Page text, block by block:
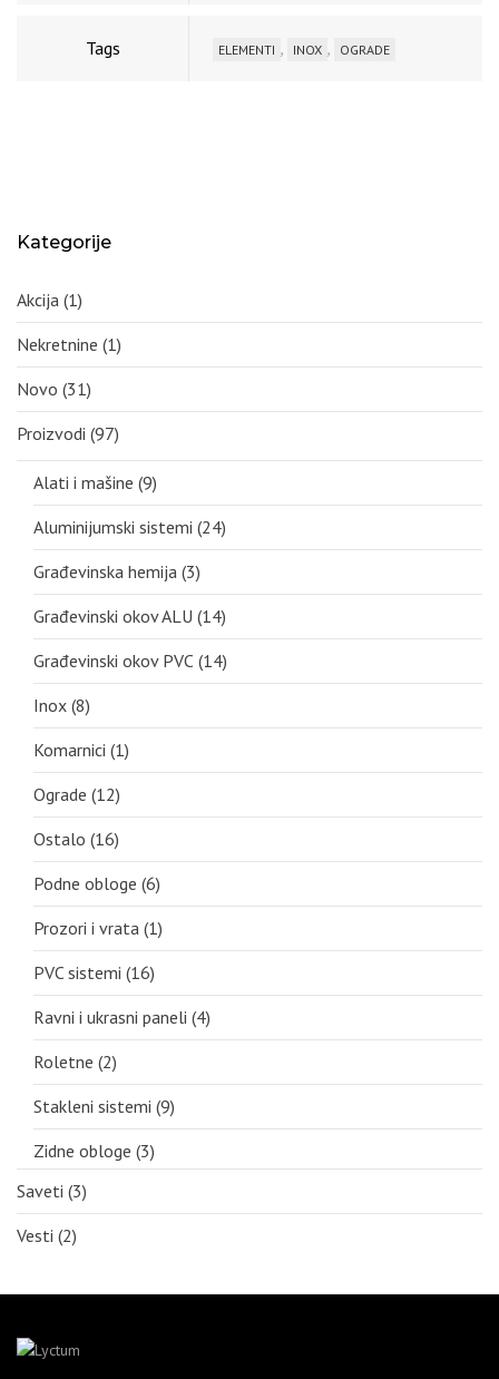
Tags ELEMENTI , INOX , OGRADE
Kategorije
Akcija (1)
Nekretnine (1)
Novo (31)
Proizvodi (97)
Alati i mašine (9)
Aluminijumski sistemi (24)
Građevinska hemija (3)
Građevinski okov ALU (14)
Građevinski okov PVC (14)
Inox (8)
Komarnici (1)
Ograde (12)
Ostalo (16)
Podne obloge (6)
Prozori i vrata (1)
PVC sistemi (16)
Ravni i ukrasni paneli (4)
Roletne (2)
Stakleni sistemi (9)
Zidne obloge (3)
Saveti (3)
Vesti (2)